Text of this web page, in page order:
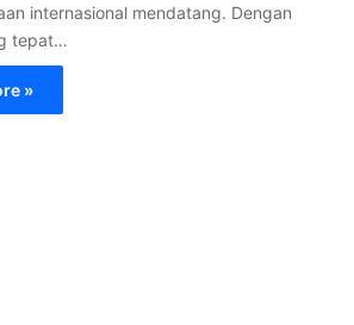
internasional mendatang. Dengan
tepat…
»